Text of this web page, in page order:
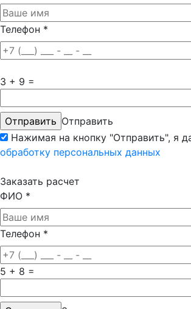
Телефон *
3 + 9 =
Отправить
Нажимая на кнопку "Отправить", я
обработку персональных данных
Заказать расчет
ФИО *
Телефон *
5 + 8 =